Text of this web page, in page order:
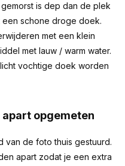
is dep dan de plek
schone droge doek.
met een klein
met lauw / warm water.
vochtige doek worden
opgemeten
van de foto thuis gestuurd.
apart zodat je een extra